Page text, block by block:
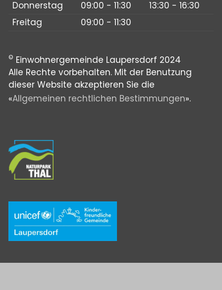
Donnerstag
09:00 - 11:30
13:30 - 16:30
Freitag
09:00 - 11:30
© Einwohnergemeinde Laupersdorf 2024
Alle Rechte vorbehalten. Mit der Benutzung
dieser Website akzeptieren Sie die
«Allgemeinen rechtlichen Bestimmungen».